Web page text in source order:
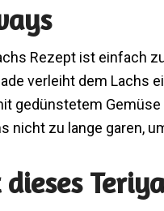
Rezept ist einfach
verleiht dem Lachs
gedünstetem
nicht zu lange garen,